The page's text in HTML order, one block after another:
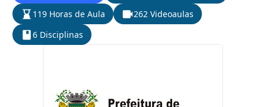
119 Horas de Aula
262 Videoaulas
6 Disciplinas